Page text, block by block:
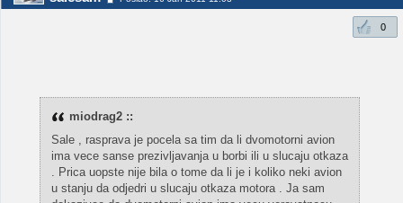
0
miodrag2 ::
Sale , rasprava je pocela sa tim da li dvomotorni avion
ima vece sanse prezivljavanja u borbi ili u slucaju otkaza
. Prica uopste nije bila o tome da li je i koliko neki avion
u stanju da odjedri u slucaju otkaza motora . Ja sam